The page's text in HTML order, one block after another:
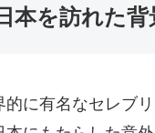
本を訪れた背
に有名なセレブ